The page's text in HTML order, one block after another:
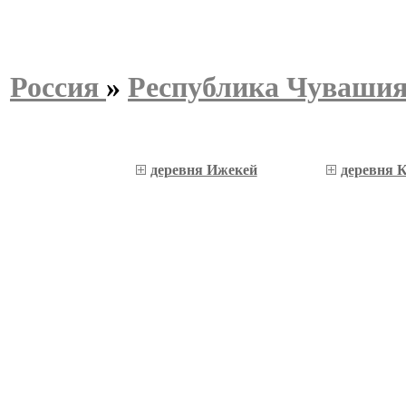
Россия » Республика
деревня Ижекей деревня